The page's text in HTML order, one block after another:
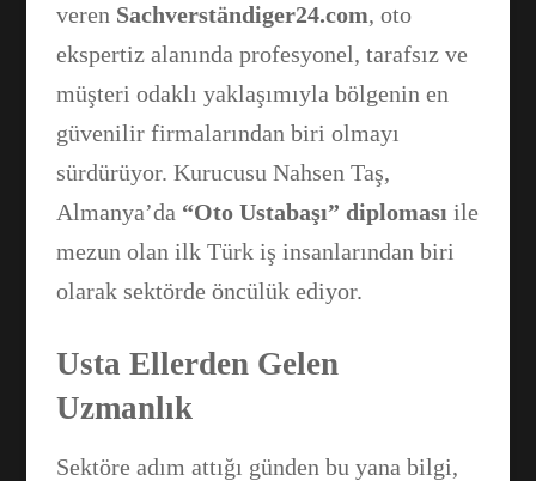
veren Sachverständiger24.com, oto
ekspertiz alanında profesyonel, tarafsız ve
müşteri odaklı yaklaşımıyla bölgenin en
güvenilir firmalarından biri olmayı
sürdürüyor. Kurucusu Nahsen Taş,
Almanya’da “Oto Ustabaşı” diploması ile
mezun olan ilk Türk iş insanlarından biri
olarak sektörde öncülük ediyor.
Usta Ellerden Gelen
Uzmanlık
Sektöre adım attığı günden bu yana bilgi,